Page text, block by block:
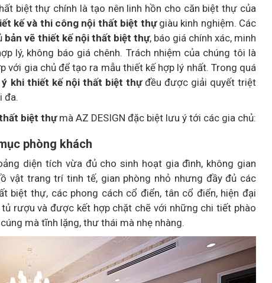
biệt thự chính là tạo nên linh hồn cho căn biệt thự của
kế và thi công nội thất biệt thự giàu kinh nghiệm. Các
bản vẽ thiết kế nội thất biệt thự, báo giá chính xác, minh
lý, không báo giá chênh. Trách nhiệm của chúng tôi là
với gia chủ để tạo ra mẫu thiết kế hợp lý nhất. Trong quá
ý khi thiết kế nội thất biệt thựđều được giải quyết triệt
đa.
biệt thựmà AZ DESIGN đặc biệt lưu ý tới các gia chủ:
phòng khách
diện tích vừa đủ cho sinh hoạt gia đình, không gian
vật trang trí tinh tế, gian phòng nhỏ nhưng đầy đủ các
biệt thự, các phong cách cổ điển, tân cổ điển, hiện đại
rượu và được kết hợp chặt chẽ với những chi tiết phào
mà tĩnh lặng, thư thái mà nhẹ nhàng.